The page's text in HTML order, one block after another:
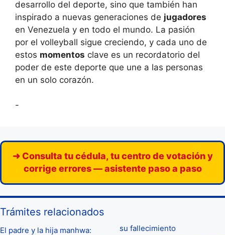
desarrollo del deporte, sino que también han
inspirado a nuevas generaciones de jugadores
en Venezuela y en todo el mundo. La pasión
por el volleyball sigue creciendo, y cada uno de
estos momentos clave es un recordatorio del
poder de este deporte que une a las personas
en un solo corazón.
-
➜ Consulta tu cédula, tu centro de votación y
corrige errores — asistente paso a paso
Trámites relacionados
El padre y la hija manhwa:
su fallecimiento